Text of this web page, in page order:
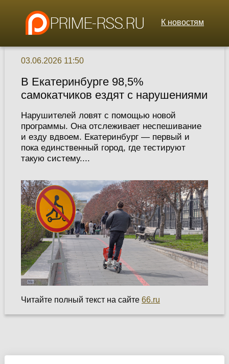
К новостям
03.06.2026 11:50
В Екатеринбурге 98,5%
самокатчиков ездят с нарушениями
Нарушителей ловят с помощью новой
программы. Она отслеживает неспешивание
и езду вдвоем. Екатеринбург — первый и
пока единственный город, где тестируют
такую систему....
Читайте полный текст на сайте 66.ru